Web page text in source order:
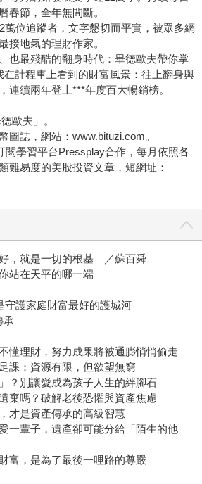
春節，全年無間斷。
萬位追蹤者，文字懇切而平實，被眾多網
接地氣的理財作家。
也最殘酷的翻身時代：畢德歐夫帶你掌
計程車上看到的財富風景：往上翻身與
連續兩年登上***年度百大暢銷榜。
歐夫」。
圖誌，網站：www.bituzi.com。
閱學習平台Pressplay合作，每月依照各
難易度的美股投資文章，短網址：
，就是一切的根基 ／蘇百舜
站在天平的哪一端
護家庭財富最好的護城河
承
懂理財，努力成果將被通膨悄悄偷走
課：資源有限，但欲望無窮
？別讓愛成為孩子人生的絆腳石
棄嗎？破解老後恐懼與資產焦慮
才是資產傳承的高級智慧
一輩子，遺產卻可能分給「陌生的他
富，是為了最後一哩路的尊嚴